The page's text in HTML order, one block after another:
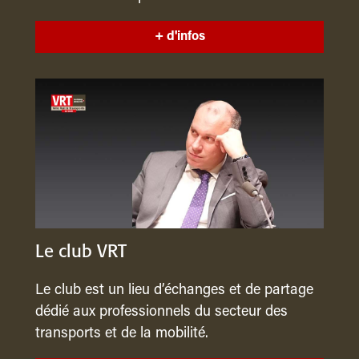
+ d'infos
Le club VRT
Le club est un lieu d’échanges et de partage
dédié aux professionnels du secteur des
transports et de la mobilité.